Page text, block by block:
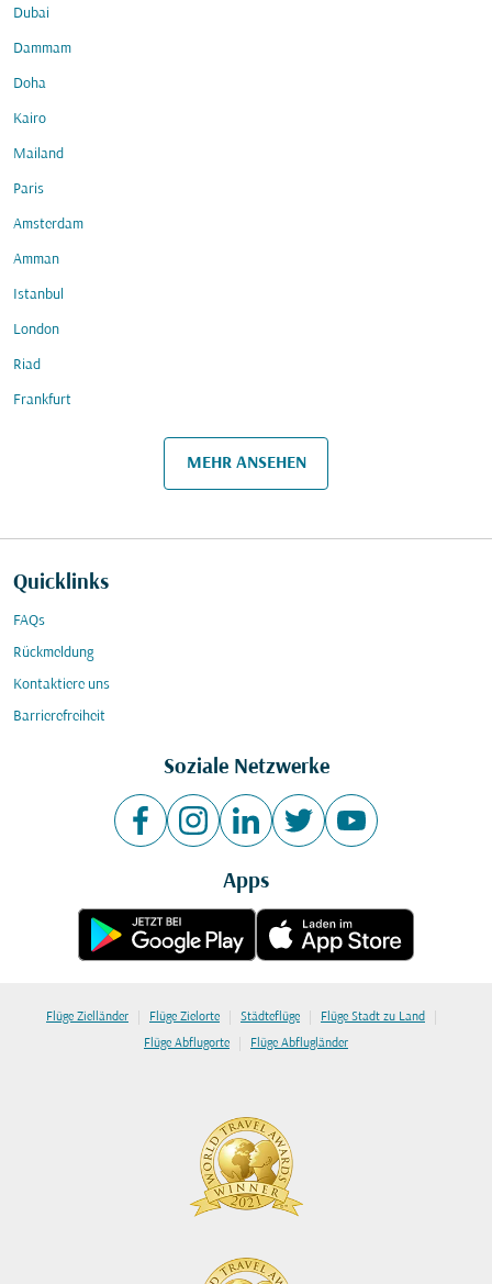
Dubai
Dammam
Doha
Kairo
Mailand
Paris
Amsterdam
Amman
Istanbul
London
Riad
Frankfurt
MEHR ANSEHEN
Quicklinks
FAQs
Rückmeldung
Kontaktiere uns
Barrierefreiheit
Soziale Netzwerke
Apps
Flüge Zielländer | Flüge Zielorte | Städteflüge | Flüge Stadt zu Land |
Flüge Abflugorte | Flüge Abflugländer